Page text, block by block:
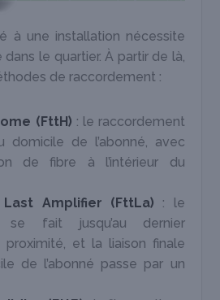
à une installation nécessite
le quartier. À partir de là,
de raccordement :
(FttH) : le raccordement
domicile de l’abonné, avec
de fibre à l’intérieur du
Amplifier (FttLa) : le
se fait jusqu’au dernier
proximité, et la liaison finale
de l’abonné passe par un